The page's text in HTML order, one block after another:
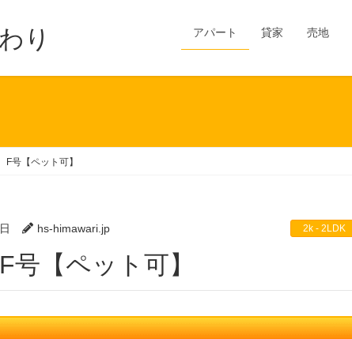
り アパート 貸家 売地
号【ペット可】
hs-himawari.jp 2k - 2LDK
号【ペット可】